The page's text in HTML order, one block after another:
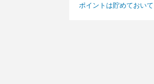
ポイントは貯めておい